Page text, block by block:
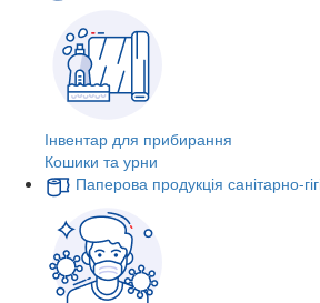
Інвентар для прибирання
Кошики та урни
Паперова продукція санітарно-